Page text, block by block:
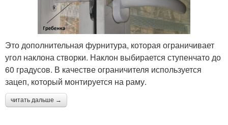
Это дополнительная фурнитура, которая ограничивает
угол наклона створки. Наклон выбирается ступенчато до
60 градусов. В качестве ограничителя используется
зацеп, который монтируется на раму.
читать дальше →